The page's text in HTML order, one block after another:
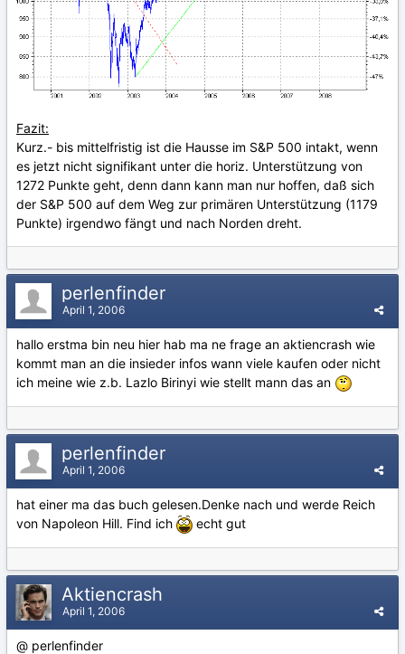
Fazit:
Kurz.- bis mittelfristig ist die Hausse im S&P 500 intakt, wenn
es jetzt nicht signifikant unter die horiz. Unterstützung von
1272 Punkte geht, denn dann kann man nur hoffen, daß sich
der S&P 500 auf dem Weg zur primären Unterstützung (1179
Punkte) irgendwo fängt und nach Norden dreht.
perlenfinder
April 1, 2006
hallo erstma bin neu hier hab ma ne frage an aktiencrash wie
kommt man an die insieder infos wann viele kaufen oder nicht
ich meine wie z.b. Lazlo Birinyi wie stellt mann das an
perlenfinder
April 1, 2006
hat einer ma das buch gelesen.Denke nach und werde Reich
von Napoleon Hill. Find ich
echt gut
Aktiencrash
April 1, 2006
@ perlenfinder